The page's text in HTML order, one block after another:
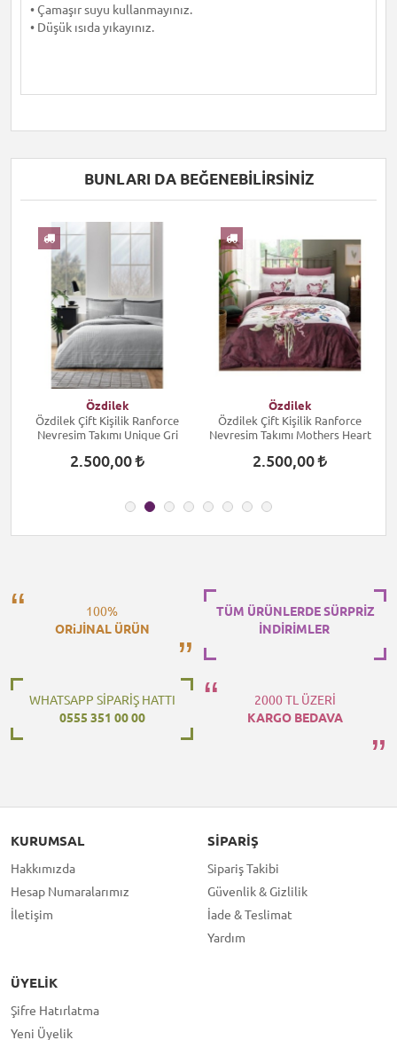
• Çamaşır suyu kullanmayınız.
• Düşük ısıda yıkayınız.
BUNLARI DA BEĞENEBILIRSINIZ
Özdilek
Özdilek Çift Kişilik Ranforce
Nevresim Takımı Unique Gri
2.500,00
Özdilek
Özdilek Çift Kişilik Ranforce
Nevresim Takımı Mothers Heart
2.500,00
100%
ORiJİNAL ÜRÜN
TÜM ÜRÜNLERDE SÜRPRİZ
İNDİRİMLER
WHATSAPP SİPARİŞ HATTI
0555 351 00 00
2000 TL ÜZERİ
KARGO BEDAVA
KURUMSAL
Hakkımızda
Hesap Numaralarımız
İletişim
SIPARIŞ
Sipariş Takibi
Güvenlik & Gizlilik
İade & Teslimat
Yardım
ÜYELIK
Şifre Hatırlatma
Yeni Üyelik